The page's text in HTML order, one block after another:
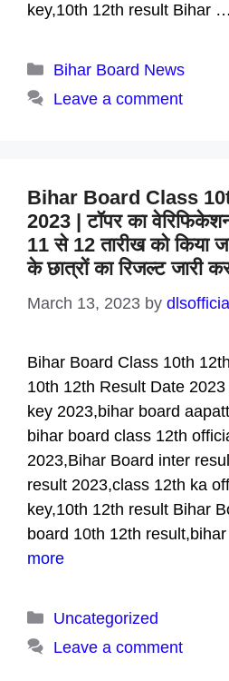
key,10th 12th result Bihar …
Categories
Bihar Board News
Leave a comment
Bihar Board Class
2023 | टॉपर का
11 से 12 तारीख को किया
के छात्रों का रिजल्ट जारी
March 13, 2023 by dlsofficial
Bihar Board Class 10th
10th 12th Result Date
key 2023,bihar board
bihar board class 12th
2023,Bihar Board inter
result 2023,class 12th ka
key,10th 12th result Bihar
board 10th 12th
more
Categories
Uncategorized
Leave a comment